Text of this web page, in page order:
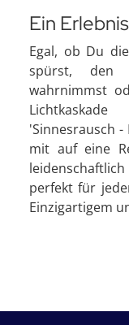
Ein
Egal, ob Du
spürst, den
wahrnimmst
'Sinnesrausch
mit auf eine
perfekt für
Einzigartigem